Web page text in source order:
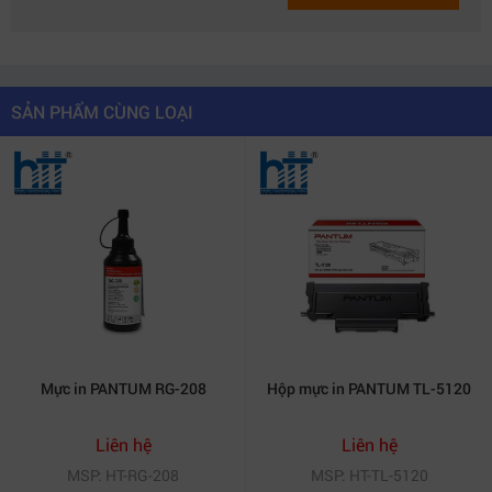
Máy in Pantum BM5100ADW – đa chức năng in/scan/copy.
2. Tính năng vượt trội củaMáy in Laser
đa năng không dây PANTUM
BM5100ADW
Máy in Laser đa năng không dây PANTUM
ứng nhu cầu công việc đa dạng:
khối lượng lớn công việc chỉ trong thời gian ngắn, tiết
SẢN PHẨM CÙNG LOẠI
Mực in PANTUM RG-208
Liên hệ
MSP: HT-RG-208
Hộp mực in PANTUM TL-5120
Liên hệ
MSP: HT-TL-5120